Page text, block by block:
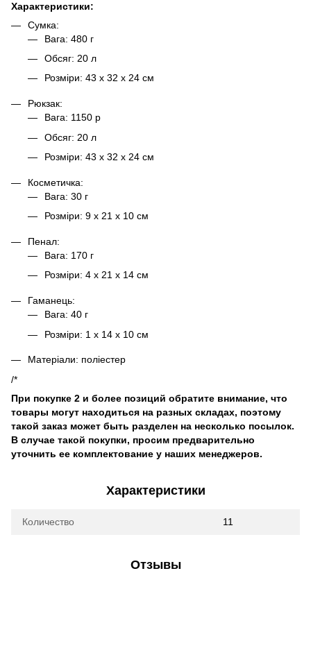
Характеристики:
Сумка:
Вага: 480 г
Обсяг: 20 л
Розміри: 43 x 32 x 24 см
Рюкзак:
Вага: 1150 р
Обсяг: 20 л
Розміри: 43 x 32 x 24 см
Косметичка:
Вага: 30 г
Розміри: 9 x 21 x 10 см
Пенал:
Вага: 170 г
Розміри: 4 x 21 x 14 см
Гаманець:
Вага: 40 г
Розміри: 1 x 14 x 10 см
Матеріали: поліестер
/*
При покупке 2 и более позиций обратите внимание, что
товары могут находиться на разных складах, поэтому
такой заказ может быть разделен на несколько посылок.
В случае такой покупки, просим предварительно
уточнить ее комплектование у наших менеджеров.
Характеристики
Количество 11
Отзывы